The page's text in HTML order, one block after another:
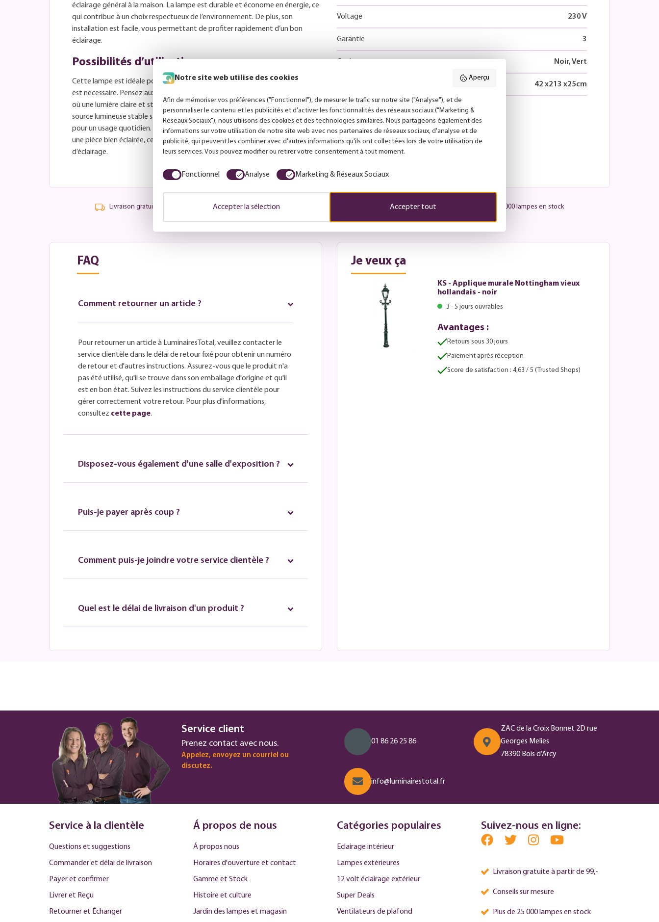
éclairage général à la maison. La lampe est durable et économe en énergie, ce
qui contribue à un choix respectueux de l’environnement. De plus, son
installation est facile, vous permettant de profiter rapidement d’un bon
éclairage.
Possibilités d’utilisation
Cette lampe est idéale pour les endroits où un éclairage direct et fonctionnel
est nécessaire. Pensez aux bureaux, cuisines, bureaux d’étude ou autres pièces
où une lumière claire et stable est importante. La Nottingham fournit une
source lumineuse stable sans détails superflus, ce qui en fait un choix fiable
pour un usage quotidien. Que vous lisiez, travailliez ou souhaitiez simplement
une pièce bien éclairée, cette lampe répond aux besoins essentiels en matière
d’éclairage.
Voltage 230 V
Garantie 3
Noir, Vert
42 x213 x25cm
Livraison gratuite à partir de 99,- Plus de 25 000 lampes en stock
FAQ
Comment retourner un article ?
Pour retourner un article à LuminairesTotal, veuillez contacter le
service clientèle dans le délai de retour fixé pour obtenir un numéro
de retour et d'autres instructions. Assurez-vous que le produit n'a
pas été utilisé, qu'il se trouve dans son emballage d'origine et qu'il
est en bon état. Suivez les instructions du service clientèle pour
gérer correctement votre retour. Pour plus d'informations,
consultez cette page.
Disposez-vous également d'une salle d'exposition ?
Puis-je payer après coup ?
Comment puis-je joindre votre service clientèle ?
Quel est le délai de livraison d'un produit ?
Je veux ça
KS - Applique murale Nottingham vieux
hollandais - noir
3 - 5 jours ouvrables
Avantages :
Retours sous 30 jours
Paiement après réception
Score de satisfaction : 4,63 / 5 (Trusted Shops)
Service client
Prenez contact avec nous.
Appelez, envoyez un courriel ou
discutez.
01 86 26 25 86
ZAC de la Croix Bonnet 2D rue
Georges Melies
78390 Bois d’Arcy
info@luminairestotal.fr
Service à la clientèle
Questions et suggestions
Commander et délai de livraison
Payer et confirmer
Livrer et Reçu
Retourner et Échanger
Á propos de nous
Á propos nous
Horaires d'ouverture et contact
Gamme et Stock
Histoire et culture
Jardin des lampes et magasin
Catégories populaires
Eclairage intérieur
Lampes extérieures
12 volt éclairage extérieur
Super Deals
Ventilateurs de plafond
Suivez-nous en ligne:
Livraison gratuite à partir de 99,-
Conseils sur mesure
Plus de 25 000 lampes en stock
Notre site web utilise des cookies Aperçu
Afin de mémoriser vos préférences ("Fonctionnel"), de mesurer le trafic sur notre site ("Analyse"), et de
personnaliser le contenu et les publicités et d'activer les fonctionnalités des réseaux sociaux ("Marketing &
Réseaux Sociaux"), nous utilisons des cookies et des technologies similaires. Nous partageons également des
informations sur votre utilisation de notre site web avec nos partenaires de réseaux sociaux, d'analyse et de
publicité, qui peuvent les combiner avec d'autres informations qu'ils ont collectées lors de votre utilisation de
leurs services. Vous pouvez modifier ou retirer votre consentement à tout moment.
Fonctionnel Analyse Marketing & Réseaux Sociaux
Accepter la sélection Accepter tout